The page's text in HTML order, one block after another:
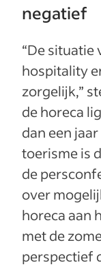
negatief
“De situatie
hospitality
zorgelijk,”
de horeca
dan een
toerisme is
de
over
horeca aan
met de
perspectief